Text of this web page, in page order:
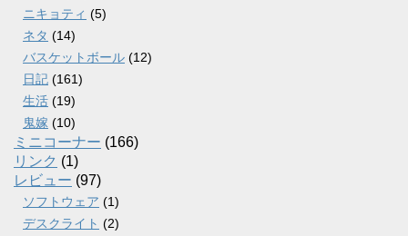
ニキョティ (5)
ネタ (14)
バスケットボール (12)
日記 (161)
生活 (19)
鬼嫁 (10)
ミニコーナー (166)
リンク (1)
レビュー (97)
ソフトウェア (1)
デスクライト (2)